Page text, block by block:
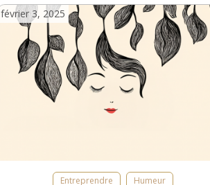
février 3, 2025
Entreprendre Humeur